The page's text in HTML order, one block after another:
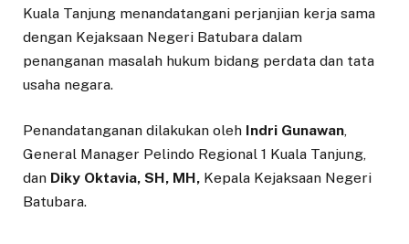
Kuala Tanjung menandatangani perjanjian kerja sama
dengan Kejaksaan Negeri Batubara dalam
penanganan masalah hukum bidang perdata dan tata
usaha negara.
Penandatanganan dilakukan oleh Indri Gunawan,
General Manager Pelindo Regional 1 Kuala Tanjung,
dan Diky Oktavia, SH, MH, Kepala Kejaksaan Negeri
Batubara.